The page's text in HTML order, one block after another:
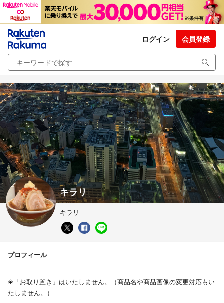
ログイン 会員登録
キラリ
キラリ
プロフィール
❀「お取り置き」はいたしません。（商品名や商品画像の変更対応もい
たしません。）